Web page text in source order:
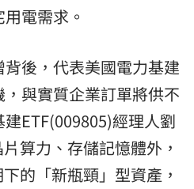
電需求。
後，代表美國電力基建
與實質企業訂單將供不
ETF(009805)經理人劉
算力、存儲記憶體外，
的「新瓶頸」型資產，